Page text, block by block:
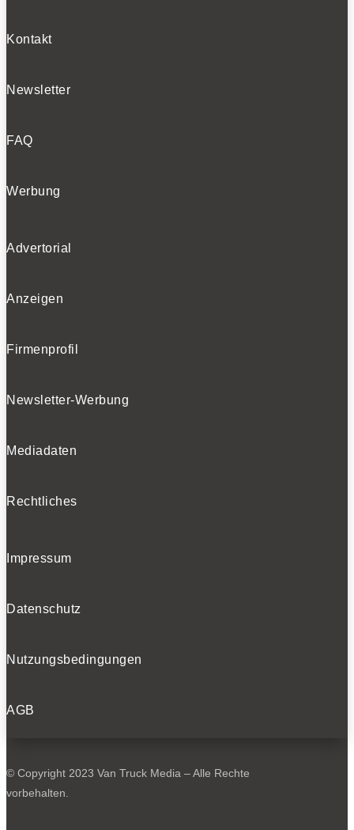
Kontakt
Newsletter
FAQ
Werbung
Advertorial
Anzeigen
Firmenprofil
Newsletter-Werbung
Mediadaten
Rechtliches
Impressum
Datenschutz
Nutzungsbedingungen
AGB
© Copyright 2023 Van Truck Media – Alle Rechte
vorbehalten.